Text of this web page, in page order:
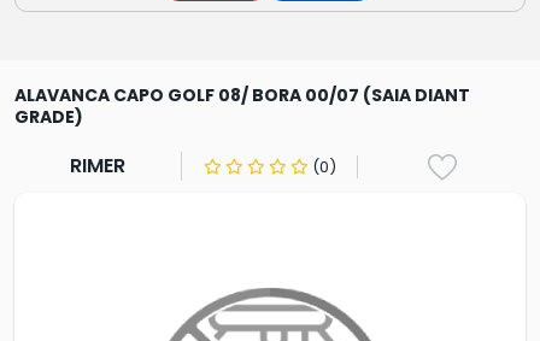
ALAVANCA CAPO GOLF 08/ BORA 00/07 (SAIA DIANT
GRADE)
RIMER (0)